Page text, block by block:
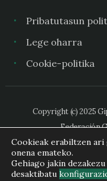
Pribatutasun
Lege oharra
Cookie-politika
Copyright (c) 2025
Federación
Cookieak erabiltzen ari
onena emateko.
Gehiago jakin
desaktibatu